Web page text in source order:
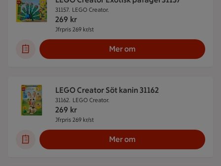
31157. LEGO Creator.
269 kr
Jfrpris 269 kr/st
Mer om
LEGO Creator Söt kanin 31162
31162. LEGO Creator.
269 kr
Jfrpris 269 kr/st
Mer om